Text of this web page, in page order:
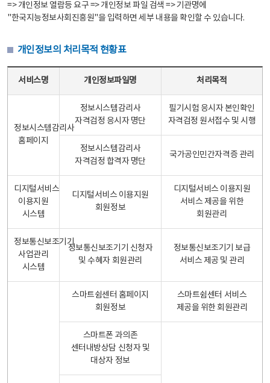
=> 개인정보 열람등 요구 => 개인정보 파일 검색 => 기관명에
"한국지능정보사회진흥원"을 입력하면 세부 내용을 확인할 수 있습니다.
개인정보의 처리목적 현황표
서비스명 개인정보파일명 처리목적
정보시스템감리사
홈페이지
정보시스템감리사
자격검정 응시자 명단
필기시험 응시자 본인확인
자격검정 원서접수 및 시행
정보시스템감리사
자격검정 합격자 명단
국가공인민간자격증 관리
디지털서비스
이용지원
시스템
디지털서비스 이용지원
회원정보
디지털서비스 이용지원
서비스 제공을 위한
회원관리
정보통신보조기기
사업관리
시스템
정보통신보조기기 신청자
및 수혜자 회원관리
정보통신보조기기 보급
서비스 제공 및 관리
스마트쉼센터 홈페이지
회원정보
스마트쉼센터 서비스
제공을 위한 회원관리
스마트폰 과의존
센터내방상담 신청자 및
대상자 정보